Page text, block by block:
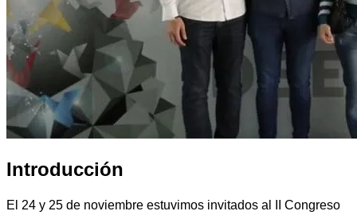
Introducción
El 24 y 25 de noviembre estuvimos invitados al II Congreso